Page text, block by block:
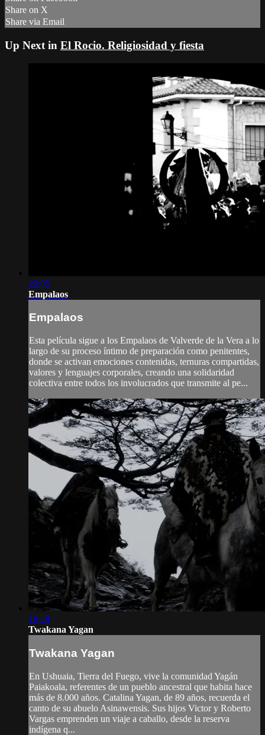
Share on X
Share via Email
Up Next in El Rocio. Religiosidad y fiesta
29:05
Empalaos
Empalaos
Esta película sigue a los Empalaos de Valverde de la Vera a lo
largo de su proceso íntimo de preparación como penitentes,
donde se activan emociones contenidas, ternuras compartidas,
valores y lenguajes corporales, creando una solidaridad
colectiva entre todos los involucrados que transmite al pe...
16:28
Twakana Yagan
Twakana Yagan
En Ushuaia, Tierra del Fuego, vive la comunidad Yagán
Paiakoala, referentes de un pueblo ancestral que habita hace
más de 8.000 años. Catalina Yagan, de 89 años, recuerda el
canto de su abuelo Asinawensis. Sus hijos Victor y Roberto
Vargas emprenden un viaje a caballo, desde la reserva
indígena q...